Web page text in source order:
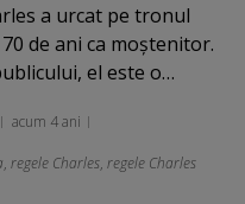
a urcat pe tronul
de ani ca moștenitor.
el este o…
acum 4 ani
, regele Charles, regele Charles